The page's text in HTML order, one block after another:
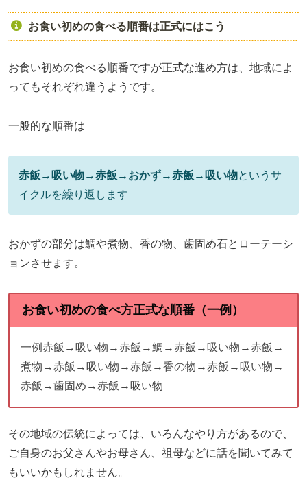
お食い初めの食べる順番は正式にはこう
お食い初めの食べる順番ですが正式な進め方は、地域によ
ってもそれぞれ違うようです。
一般的な順番は
赤飯→吸い物→赤飯→おかず→赤飯→吸い物というサ
イクルを繰り返します
おかずの部分は鯛や煮物、香の物、歯固め石とローテーシ
ョンさせます。
お食い初めの食べ方正式な順番（一例）
一例赤飯→吸い物→赤飯→鯛→赤飯→吸い物→赤飯→
煮物→赤飯→吸い物→赤飯→香の物→赤飯→吸い物→
赤飯→歯固め→赤飯→吸い物
その地域の伝統によっては、いろんなやり方があるので、
ご自身のお父さんやお母さん、祖母などに話を聞いてみて
もいいかもしれません。